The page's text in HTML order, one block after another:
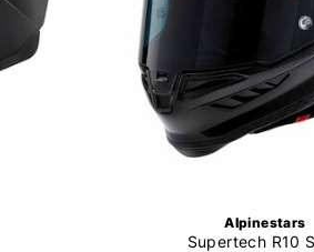
Alpinestars
Supertech R10